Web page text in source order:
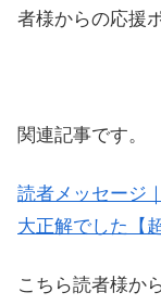
者様からの応援
関連記事です。
読者メッセージ
大正解でした【
こちら読者様か